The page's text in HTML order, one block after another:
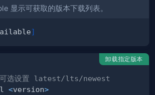
显示可获取的版本下载列表。
]
卸载指定版本
选设置 latest/lts/newest
<version>